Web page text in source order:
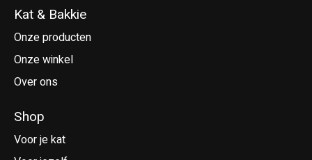
Kat & Bakkie
Onze producten
Onze winkel
Over ons
Shop
Voor je kat